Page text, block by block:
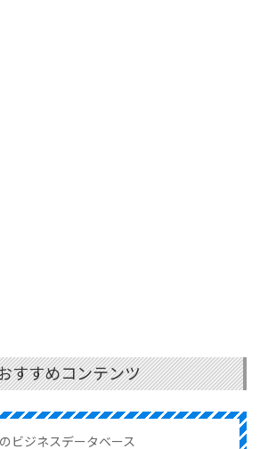
すすめコンテンツ
ビジネスデータベース